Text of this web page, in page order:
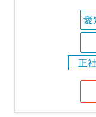
愛
正